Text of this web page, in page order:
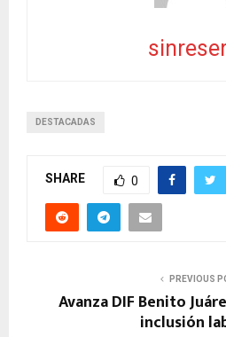
DESTACADAS
SHARE 0
PREVIOUS
Avanza DIF Benito
inclusión